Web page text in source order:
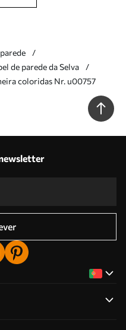
de parede da Selva
coloridas Nr. u00757